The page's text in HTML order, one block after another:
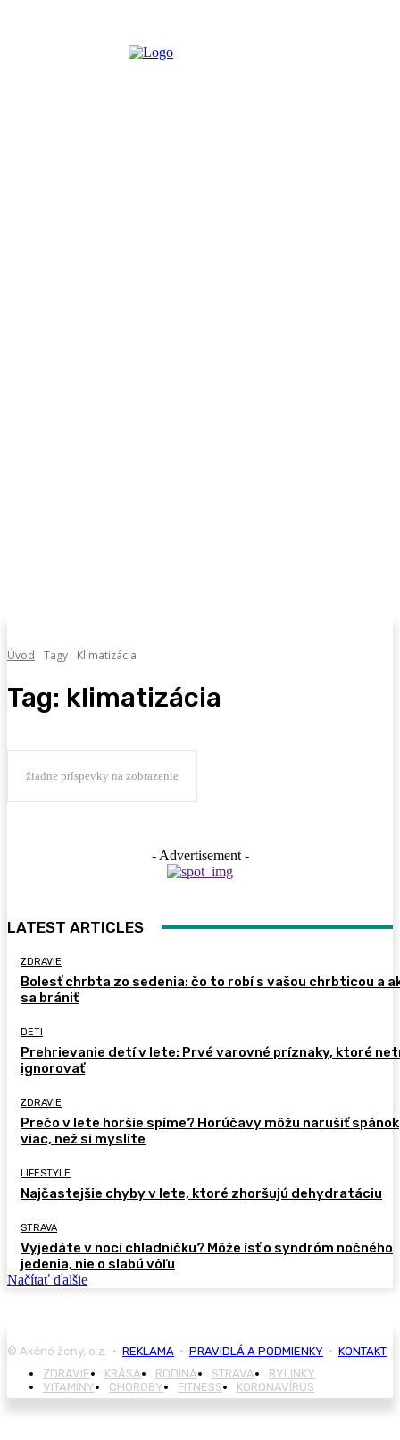
Úvod Tagy Klimatizácia
Tag: klimatizácia
žiadne príspevky na zobrazenie
- Advertisement -
LATEST ARTICLES
ZDRAVIE
Bolesť chrbta zo sedenia: čo to robí s vašou chrbticou a
sa brániť
DETI
Prehrievanie detí v lete: Prvé varovné príznaky, ktoré
ignorovať
ZDRAVIE
Prečo v lete horšie spíme? Horúčavy môžu narušiť spánok
viac, než si myslíte
LIFESTYLE
Najčastejšie chyby v lete, ktoré zhoršujú dehydratáciu
STRAVA
Vyjedáte v noci chladničku? Môže ísť o syndróm nočného
jedenia, nie o slabú vôľu
Načítať ďalšie
© Akčné ženy, o.z. • REKLAMA • PRAVIDLÁ A PODMIENKY • KONTAKT
ZDRAVIE
KRÁSA RODINA STRAVA
BYLINKY
VITAMÍNY
CHOROBY FITNESS KORONAVÍRUS